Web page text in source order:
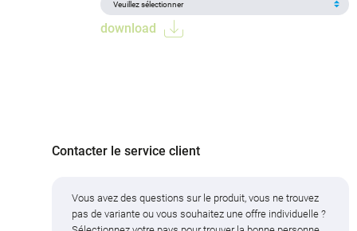
download
Contacter le service client
Vous avez des questions sur le produit, vous ne trouvez
pas de variante ou vous souhaitez une offre individuelle ?